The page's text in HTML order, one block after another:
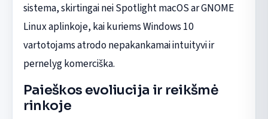
sistema, skirtingai nei Spotlight macOS ar GNOME
Linux aplinkoje, kai kuriems Windows 10
vartotojams atrodo nepakankamai intuityvi ir
pernelyg komerciška.
Paieškos evoliucija ir reikšmė
rinkoje